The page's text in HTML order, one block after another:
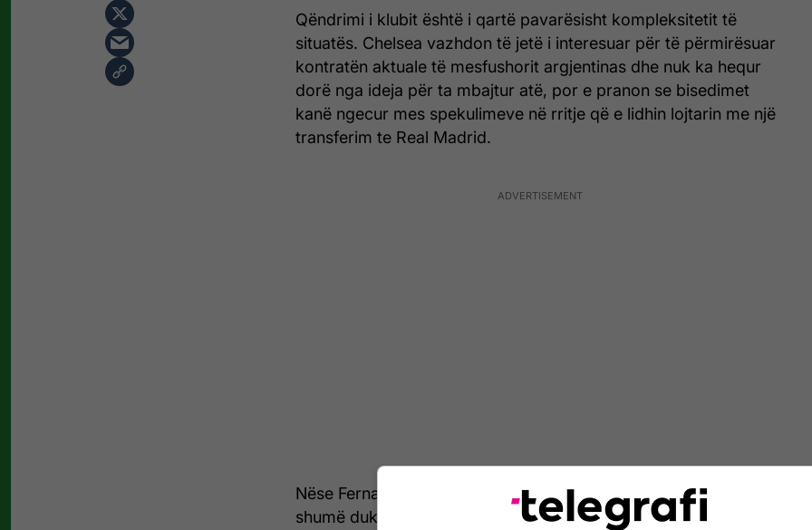
Qëndrimi i klubit është i qartë pavarësisht kompleksitetit të
situatës. Chelsea vazhdon të jetë i interesuar për të përmirësuar
kontratën aktuale të mesfushorit argjentinas dhe nuk ka hequr
dorë nga ideja për ta mbajtur atë, por e pranon se bisedimet
kanë ngecur mes spekulimeve në rritje që e lidhin lojtarin me një
transferim te Real Madrid.
Nëse Fernandez kërkon largimin, “Blutë” do të kërkojnë një
shumë dukshëm më të lartë se 106.8 milionë funtet që paguan te